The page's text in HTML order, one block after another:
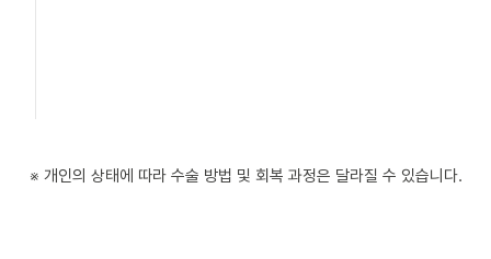
※ 개인의 상태에 따라 수술 방법 및 회복 과정은 달라질 수 있습니다.